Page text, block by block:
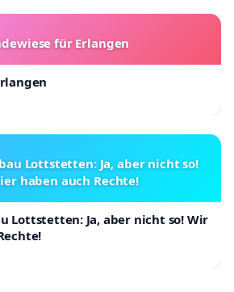
für Erlangen
Lottstetten: Ja, aber nicht so!
haben auch Rechte!
Lottstetten: Ja, aber nicht so! Wir